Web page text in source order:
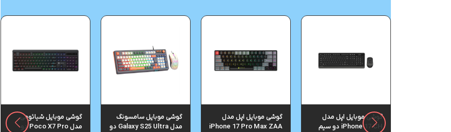
گوشی موبایل اپل مدل
iPhone 17 CH دو سیم
گوشی موبایل اپل مدل
iPhone 17 Pro Max ZAA
گوشی موبایل سامسونگ
مدل Galaxy S25 Ultra دو
گوشی موبایل شیائومی
مدل Poco X7 Pro دو